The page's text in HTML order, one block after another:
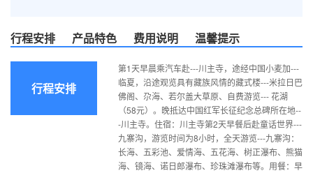
行程安排 产品特色 费用说明 温馨提示
行程安排
第1天早晨乘汽车赴---川主寺，途经中国小麦加---
临夏，沿途观览具有藏族风情的藏式楼---米拉日巴
佛阁、尕海、若尔盖大草原、自费游览--- 花湖
（58元）。晚抵达中国红军长征纪念总碑所在地--
-川主寺。住宿：川主寺第2天早餐后赴童话世界---
九寨沟，游览时间为8小时，全天游览---九寨沟：
长海、五彩池、爱情海、五花海、树正瀑布、熊猫
海、镜海、诺日郎瀑布、珍珠滩瀑布等。用餐：早